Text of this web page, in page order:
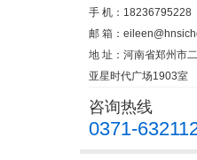
手 机：18236795228
邮 箱：
地 址：河南省郑州市
亚星时代广场1903室
咨询热线
0371-